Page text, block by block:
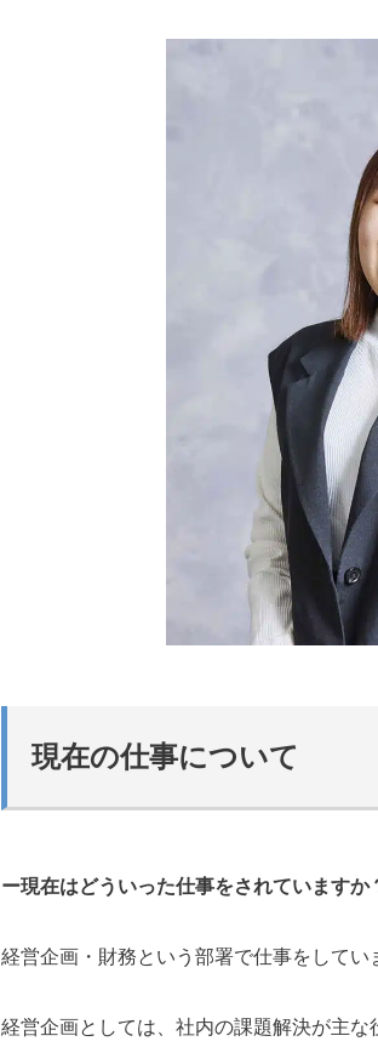
現在の仕事について
ー現在はどういった仕事をされていますか
経営企画・財務という部署で仕事をしてい
経営企画としては、社内の課題解決が主